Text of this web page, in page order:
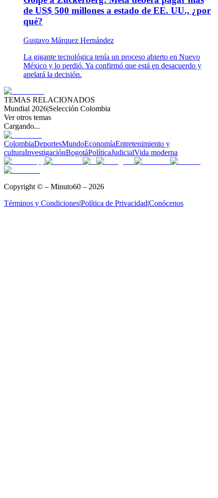
de US$ 500 millones a estado de EE. UU., ¿por
qué?
Gustavo Márquez Hernández
La gigante tecnológica tenía un proceso abierto en Nuevo
México y lo perdió. Ya confirmó que está en desacuerdo y
apelará la decisión.
TEMAS RELACIONADOS
Mundial 2026|Selección Colombia
Ver otros temas
Cargando...
ColombiaDeportesMundoEconomíaEntretenimiento y
culturaInvestigaciónBogotáPolíticaJudicialVida moderna
Copyright © – Minuto60 – 2026
Términos y Condiciones|Política de Privacidad|Conócenos